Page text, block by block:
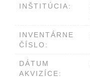
INŠTITÚCIA:
INVENTÁRNE
ČÍSLO:
DÁTUM
AKVIZÍCE: